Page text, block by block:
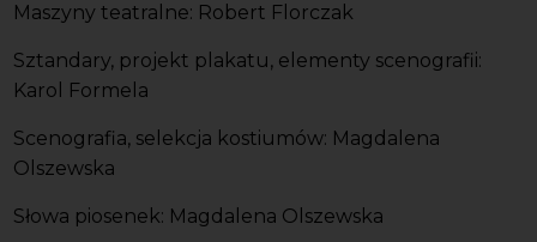
Maszyny teatralne: Robert Florczak
Sztandary, projekt plakatu, elementy scenografii:
Karol Formela
Scenografia, selekcja kostiumów: Magdalena
Olszewska
Słowa piosenek: Magdalena Olszewska